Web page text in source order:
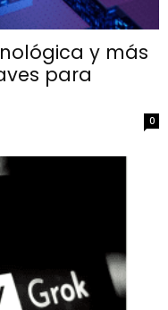
y más
para
0